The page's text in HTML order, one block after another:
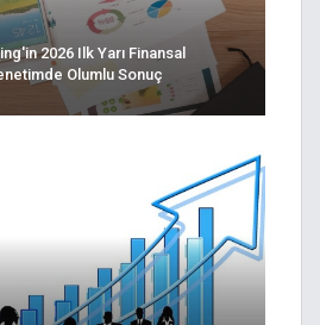
2026 Ilk Yarı Finansal
Olumlu Sonuç